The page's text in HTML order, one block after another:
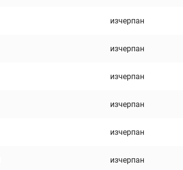
изчерпан
изчерпан
изчерпан
изчерпан
изчерпан
изчерпан